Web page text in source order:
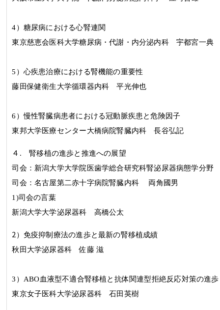
4）糖尿病における心腎連関
東京慈恵会医科大学糖尿病・代謝・内分泌内科 宇都宮一典
5 ）心疾患治療における腎機能の重要性
藤田保健衛生大学循環器内科 平光伸也
6 ）慢性腎臓病患者における冠動脈疾患と危険因子
東邦大学医療センター大橋病院腎臓内科 長谷弘記
４ .
腎移植の進歩と推進への展望
司会： 新潟大学大学院医歯学総合研究科腎泌尿器病態学分
司会：名古屋第二赤十字病院腎臓内科
両角國男
1)司会の言葉
新潟大学大学泌尿器科 高橋公太
2）免疫抑制療法の進歩と最新の腎移植成績
秋田大学泌尿器科 佐藤 滋
3 ） ABO血液型不適合腎移植と抗体関連型拒絶反応対策の進歩
東京女子医科大学泌尿器科 石田英樹